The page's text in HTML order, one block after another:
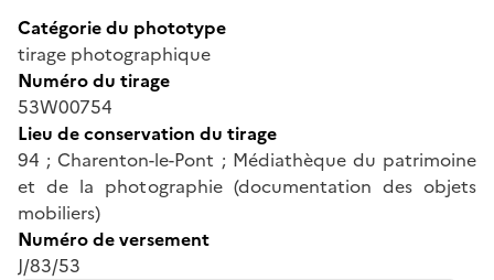
Catégorie du phototype
tirage photographique
Numéro du tirage
53W00754
Lieu de conservation du tirage
94 ; Charenton-le-Pont ; Médiathèque du patrimoine
et de la photographie (documentation des objets
mobiliers)
Numéro de versement
J/83/53